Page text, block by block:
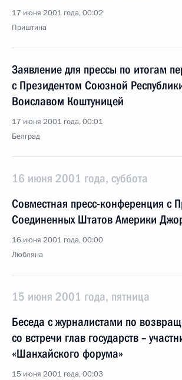
17 июня 2001 года, 00:02
Приштина
Заявление для прессы по итогам
с Президентом Союзной
Воиславом Коштуницей
17 июня 2001 года, 00:01
Белград
16 июня 2001 года, суббота
Совместная пресс-конференция c
Соединенных Штатов Америки
16 июня 2001 года, 00:00
Любляна
15 июня 2001 года, пятница
Беседа с журналистами по
со встречи глав государств –
«Шанхайского форума»
15 июня 2001 года, 00:03